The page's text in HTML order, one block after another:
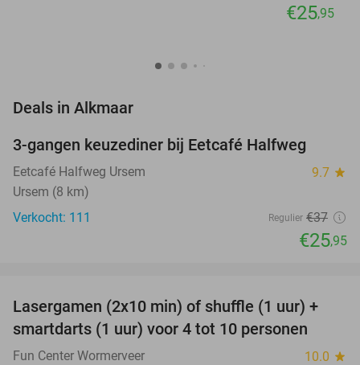
€25,95
Deals in Alkmaar
3-gangen keuzediner bij Eetcafé Halfweg
Eetcafé Halfweg Ursem 9.7 star
Ursem (8 km)
Verkocht: 111
Regulier €37
€25,95
36%
NEW
TODAY
Lasergamen (2x10 min) of shuffle (1 uur) +
smartdarts (1 uur) voor 4 tot 10 personen
Fun Center Wormerveer 10.0 star